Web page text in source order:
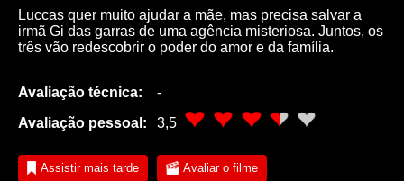
Luccas quer muito ajudar a mãe, mas precisa salvar a
irmã Gi das garras de uma agência misteriosa. Juntos, os
três vão redescobrir o poder do amor e da família.
Avaliação técnica:
-
Avaliação pessoal:
3,5
Assistir mais tarde Avaliar o filme